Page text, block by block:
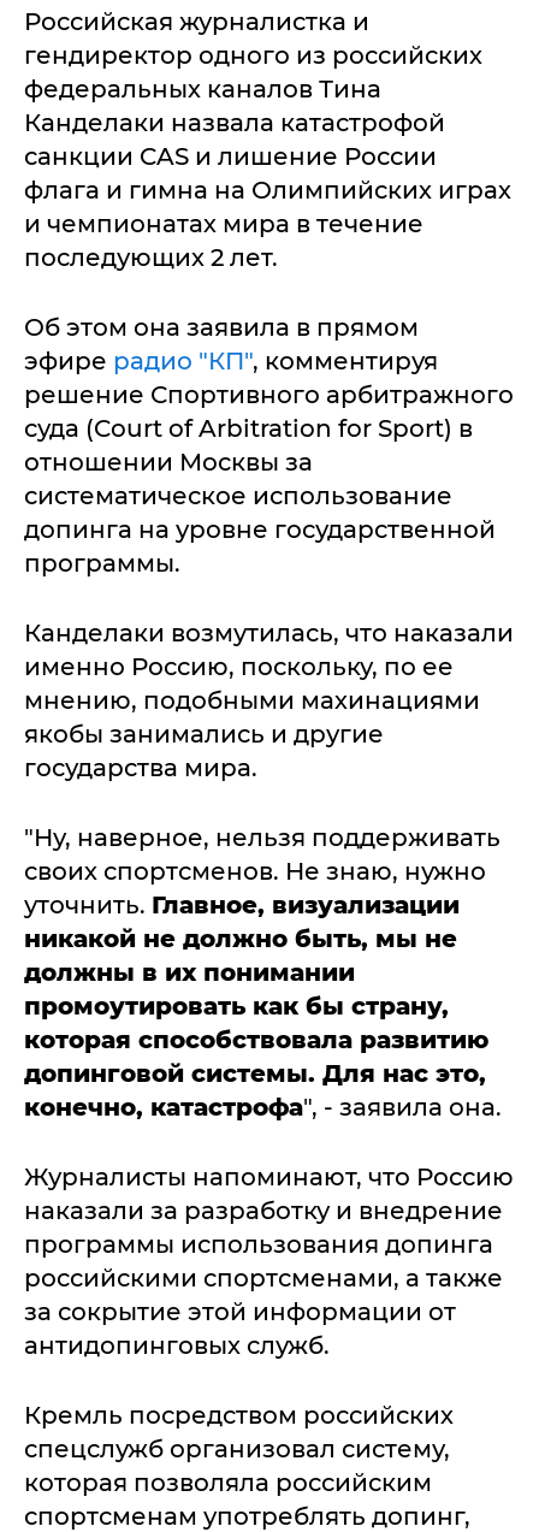
Российская журналистка и
гендиректор одного из российских
федеральных каналов Тина
Канделаки назвала катастрофой
санкции CAS и лишение России
флага и гимна на Олимпийских играх
и чемпионатах мира в течение
последующих 2 лет.
Об этом она заявила в прямом
эфире радио "КП", комментируя
решение Спортивного арбитражного
суда (Court of Arbitration for Sport) в
отношении Москвы за
систематическое использование
допинга на уровне государственной
программы.
Канделаки возмутилась, что наказали
именно Россию, поскольку, по ее
мнению, подобными махинациями
якобы занимались и другие
государства мира.
"Ну, наверное, нельзя поддерживать
своих спортсменов. Не знаю, нужно
уточнить. Главное, визуализации
никакой не должно быть, мы не
должны в их понимании
промоутировать как бы страну,
которая способствовала развитию
допинговой системы. Для нас это,
конечно, катастрофа", - заявила она.
Журналисты напоминают, что Россию
наказали за разработку и внедрение
программы использования допинга
российскими спортсменами, а также
за сокрытие этой информации от
антидопинговых служб.
Кремль посредством российских
спецслужб организовал систему,
которая позволяла российским
спортсменам употреблять допинг,